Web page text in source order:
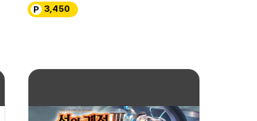
3,450